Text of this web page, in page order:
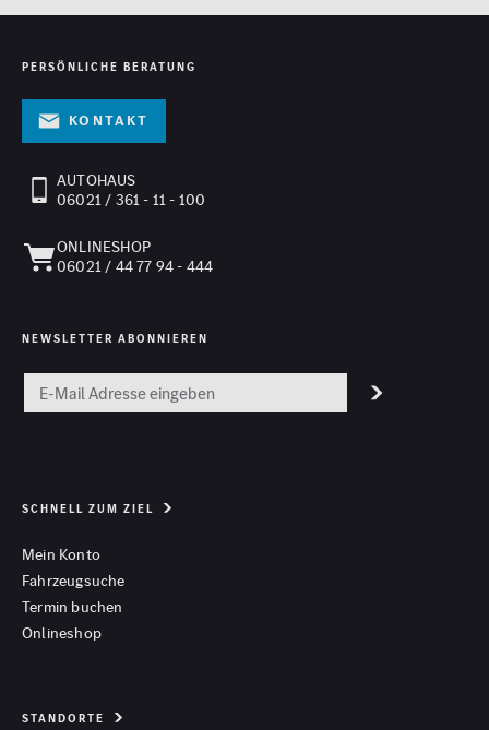
PERSÖNLICHE BERATUNG
Kontakt
AUTOHAUS
06021 / 361 - 11 - 100
ONLINESHOP
06021 / 44 77 94 - 444
NEWSLETTER ABONNIEREN
SCHNELL ZUM ZIEL
Mein Konto
Fahrzeugsuche
Termin buchen
Onlineshop
STANDORTE